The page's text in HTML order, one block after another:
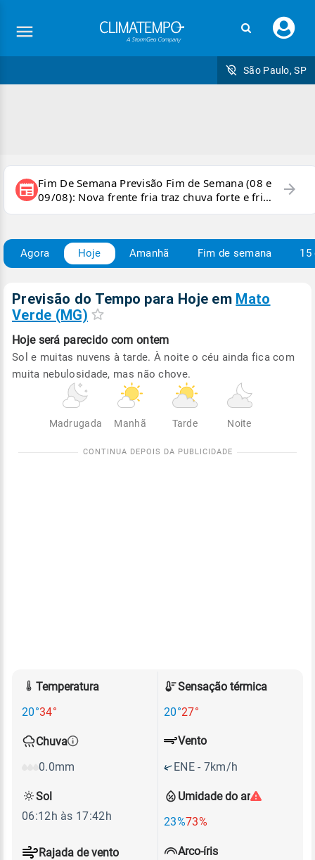
seu
São Paulo, SP
newspaper Fim De Semana Previsão Fim de Semana (08 e
09/08): Nova frente fria traz chuva forte e frio
para áreas do país
arrow_forward
Agora Hoje Amanhã Fim de semana 15
Previsão do Tempo para Hoje em Mato
Verde (MG)
Hoje será parecido com ontem
Sol e muitas nuvens à tarde. À noite o céu ainda fica com
muita nebulosidade, mas não chove.
Madrugada Manhã Tarde Noite
Temperatura
20°34°
Sensação térmica
20°27°
Chuva
0.0mm
Umidade do ar
23%73%
Vento
ENE - 7km/h
Rajada de vento
Sol
06:12h às 17:42h
Arco-íris